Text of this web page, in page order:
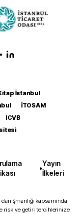
•
İstanbul
İTOSAM
ICVB
•
Yayın
İlkeleri
kapsamında
risk ve getiri tercihlerinize